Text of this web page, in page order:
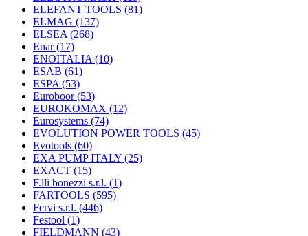
ELEFANT TOOLS (81)
ELMAG (137)
ELSEA (268)
Enar(17)
ENOITALIA (10)
ESAB (61)
ESPA (53)
Euroboor(53)
EUROKOMAX (12)
Eurosystems (74)
EVOLUTION POWER TOOLS (45)
Evotools (60)
EXA PUMP ITALY (25)
EXACT (15)
F.lli bonezzi s.r.l. (1)
FARTOOLS (595)
Fervi s.r.l. (446)
Festool (1)
FIELDMANN (43)